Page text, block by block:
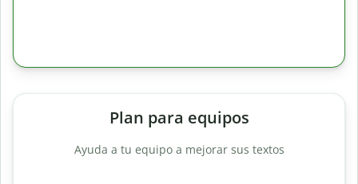
Plan para equipos
Ayuda a tu equipo a mejorar sus textos